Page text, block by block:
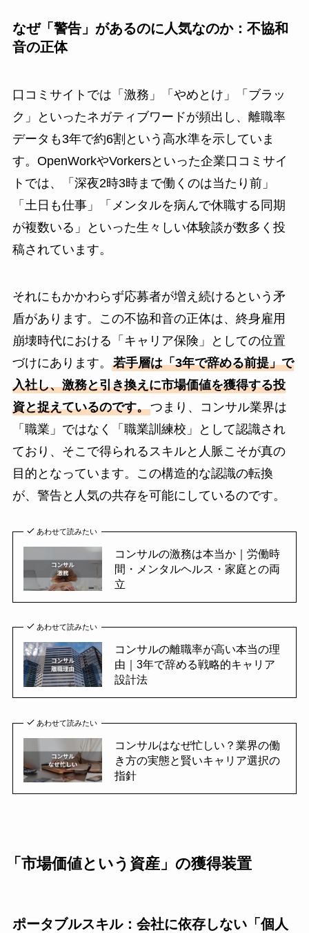
なぜ「警告」があるのに人気なのか：不協和
音の正体
口コミサイトでは「激務」「やめとけ」「ブラッ
ク」といったネガティブワードが頻出し、離職率
データも3年で約6割という高水準を示していま
す。OpenWorkやVorkersといった企業口コミサイ
トでは、「深夜2時3時まで働くのは当たり前」
「土日も仕事」「メンタルを病んで休職する同期
が複数いる」といった生々しい体験談が数多く投
稿されています。
それにもかかわらず応募者が増え続けるという矛
盾があります。この不協和音の正体は、終身雇用
崩壊時代における「キャリア保険」としての位置
づけにあります。 若手層は「3年で辞める前提」で
入社し、激務と引き換えに市場価値を獲得する投
資と捉えているのです。つまり、コンサル業界は
「職業」ではなく「職業訓練校」として認識され
ており、そこで得られるスキルと人脈こそが真の
目的となっています。この構造的な認識の転換
が、警告と人気の共存を可能にしているのです。
あわせて読みたい
コンサルの激務は本当か｜労働時
間・メンタルヘルス・家庭との両
立
あわせて読みたい
コンサルの離職率が高い本当の理
由｜3年で辞める戦略的キャリア
設計法
あわせて読みたい
コンサルはなぜ忙しい？業界の働
き方の実態と賢いキャリア選択の
指針
「市場価値という資産」の獲得装置
ポータブルスキル：会社に依存しない「個人